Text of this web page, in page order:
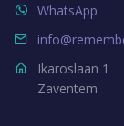
WhatsApp
Ikaroslaan 1
Zaventem